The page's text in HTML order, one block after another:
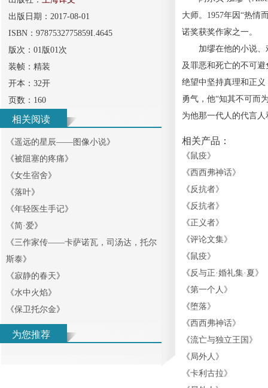
出版日期： 2017-08-01
ISBN： 9787532775859I.4645
版次： 01版01次
装帧： 精装
开本： 32开
页数： 160
相关阅读
《遥远的星辰——图像小说》
《被阻塞的疼痛》
《女生宿舍》
《落叶》
《年轻医生手记》
《简·爱》
《三作家传——卡萨诺瓦，司汤达，托尔
斯泰》
《寂静的春天》
《水中火焰》
《保卫托尔金》
为您推荐
大师。1957年因“热情
诺奖获奖作家之一。
加缪在他的小说、戏
及罪恶和死亡的不可
绝望中坚持真理和正
勇气，他“知其不可而
为他那一代人的代言
相关产品：
《鼠疫》
《西西弗神话》
《反抗者》
《反抗者》
《正义者》
《评论文集》
《鼠疫》
《反与正·婚礼集·夏 》
《第一个人 》
《堕落》
《西西弗神话》
《流亡与独立王国 》
《局外人 》
《卡利古拉》